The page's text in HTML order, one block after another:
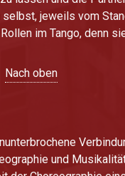
jeweils vom
im Tango, denn
Nach oben
und